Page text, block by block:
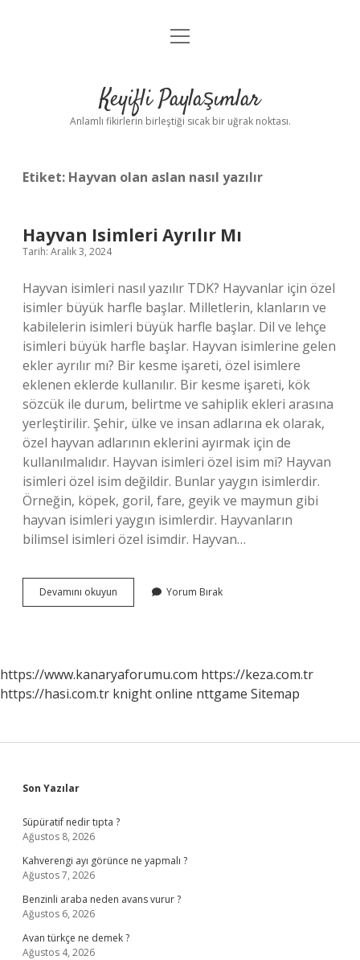
Anasayfa
Yasal Uyarı
menüyü
Keyifli Paylaşımlar
Anlamlı fikirlerin birleştiği sıcak bir uğrak noktası.
Etiket: Hayvan olan aslan nasıl yazılır
Hayvan Isimleri Ayrılır Mı
Tarih: Aralık 3, 2024
Hayvan isimleri nasıl yazılır TDK? Hayvanlar için özel
isimler büyük harfle başlar. Milletlerin, klanların ve
kabilelerin isimleri büyük harfle başlar. Dil ve lehçe
isimleri büyük harfle başlar. Hayvan isimlerine gelen
ekler ayrılır mı? Bir kesme işareti, özel isimlere
eklenen eklerde kullanılır. Bir kesme işareti, kök
sözcük ile durum, belirtme ve sahiplik ekleri arasına
yerleştirilir. Şehir, ülke ve insan adlarına ek olarak,
özel hayvan adlarının eklerini ayırmak için de
kullanılmalıdır. Hayvan isimleri özel isim mi? Hayvan
isimleri özel isim değildir. Bunlar yaygın isimlerdir.
Örneğin, köpek, goril, fare, geyik ve maymun gibi
hayvan isimleri yaygın isimlerdir. Hayvanların
bilimsel isimleri özel isimdir. Hayvan…
Devamını okuyun
Isimleri
Yorum Bırak
https://www.kanaryaforumu.com https://keza.com.tr
https://hasi.com.tr knight online nttgame Sitemap
Sidebar
Son Yazılar
Süpüratif nedir tıpta ?
Ağustos 8, 2026
Kahverengi ayı görünce ne yapmalı ?
Ağustos 7, 2026
Benzinli araba neden avans vurur ?
Ağustos 6, 2026
Avan türkçe ne demek ?
Ağustos 4, 2026